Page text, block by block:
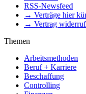
RSS-Newsfeed
→ Verträge hier
→ Vertrag
Themen
Arbeitsmethoden
Beruf + Karriere
Beschaffung
Controlling